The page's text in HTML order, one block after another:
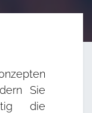
Sie
die